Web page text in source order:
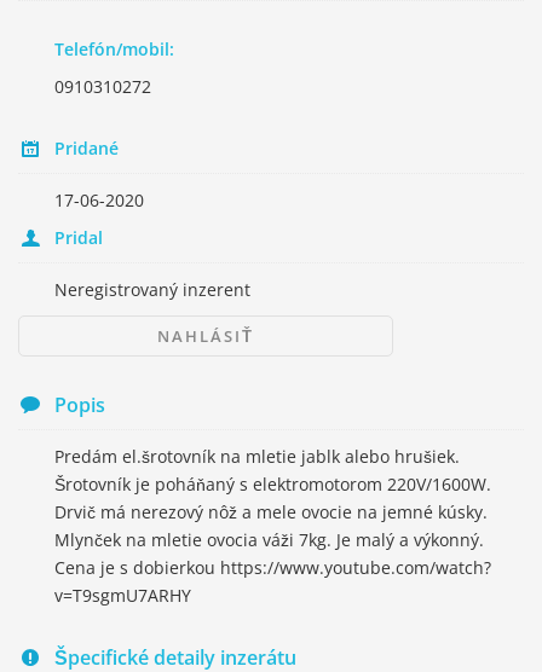
Telefón/mobil:
0910310272
Pridané
17-06-2020
Pridal
Neregistrovaný inzerent
NAHLÁSIŤ
Popis
Predám el.šrotovník na mletie jablk alebo hrušiek.
Šrotovník je poháňaný s elektromotorom 220V/1600W.
Drvič má nerezový nôž a mele ovocie na jemné kúsky.
Mlynček na mletie ovocia váži 7kg. Je malý a výkonný.
Cena je s dobierkou https://www.youtube.com/watch?
v=T9sgmU7ARHY
Špecifické detaily inzerátu